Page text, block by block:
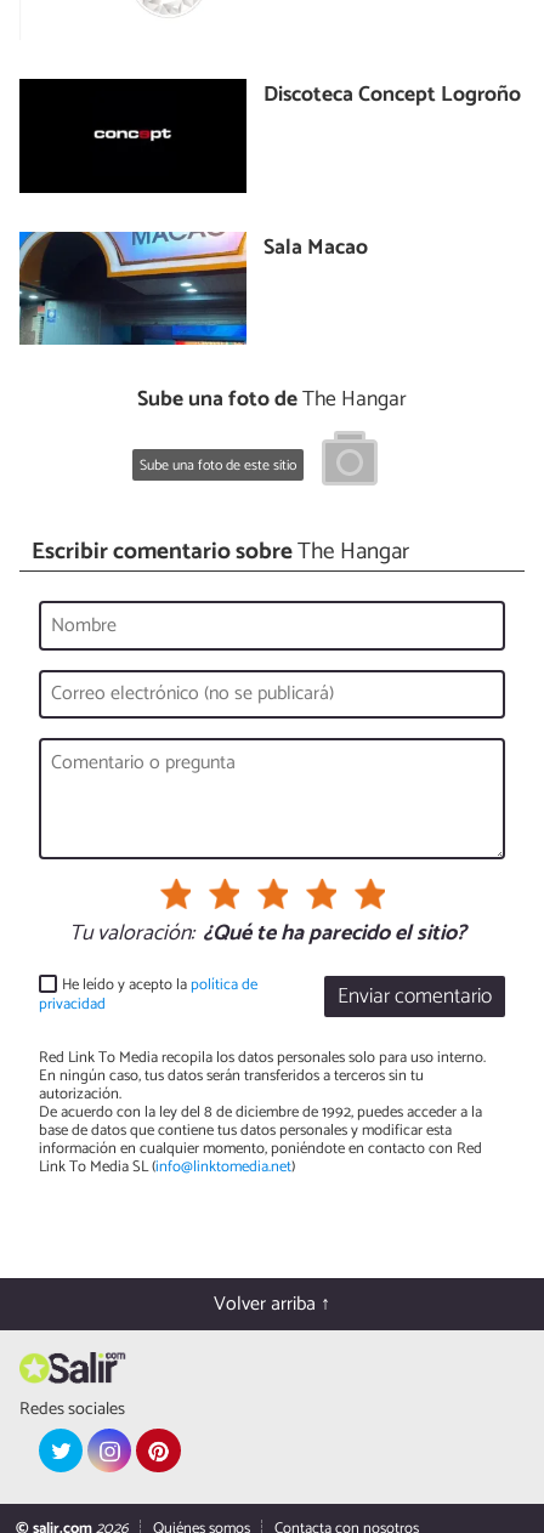
Discoteca Concept Logroño
Sala Macao
Sube una foto deThe Hangar
Sube una foto de este sitio
Escribir comentario sobreThe Hangar
Tu valoración: ¿Qué te ha parecido el sitio?
Enviar comentario
He leído y acepto lapolítica de
privacidad
Red Link To Media recopila los datos personales solo para uso interno.
En ningún caso, tus datos serán transferidos a terceros sin tu
autorización.
De acuerdo con la ley del 8 de diciembre de 1992, puedes acceder a la
base de datos que contiene tus datos personales y modificar esta
información en cualquier momento, poniéndote en contacto con Red
Link To Media SL (info@linktomedia.net)
Volver arriba ↑
Redes sociales